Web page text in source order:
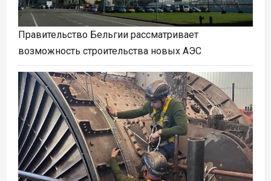
Правительство Бельгии рассматривает
возможность строительства новых АЭС